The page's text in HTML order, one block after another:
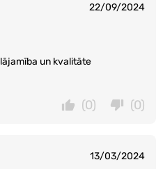
22/09/2024
un kvalitāte
(0)
(0)
13/03/2024